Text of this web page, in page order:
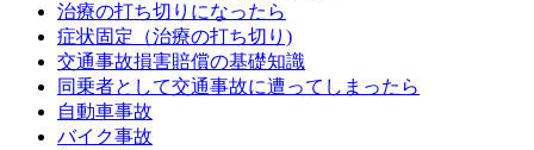
治療の打ち切りになったら
症状固定（治療の打ち切り)
交通事故損害賠償の基礎知識
同乗者として交通事故に遭ってしまったら
自動車事故
バイク事故